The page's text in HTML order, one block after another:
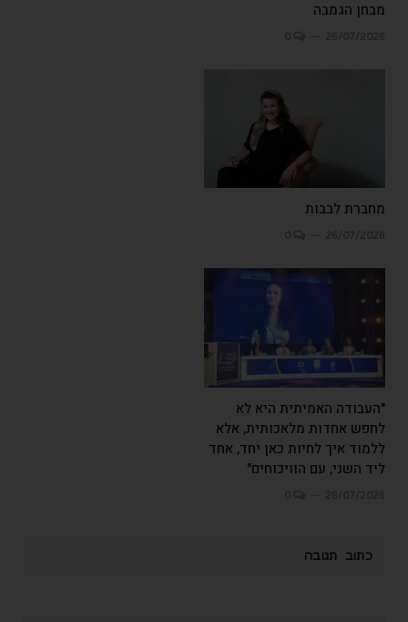
מבחן הגמבה
מחברת לבבות
"העבודה האמיתית היא לא
לחפש אחדות מלאכותית, אלא
ללמוד איך לחיות כאן יחד, אחד
ליד השני, עם הוויכוחים"
כתוב תגובה